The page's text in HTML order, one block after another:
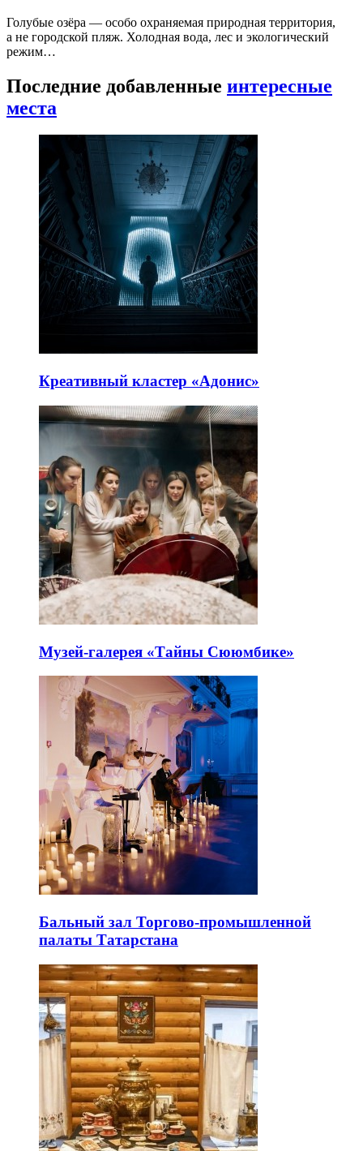
Голубые озёра — особо охраняемая природная территория,
а не городской пляж. Холодная вода, лес и экологический
режим…
Последние добавленные интересные
места
Креативный кластер «Адонис»
Музей-галерея «Тайны Сююмбике»
Бальный зал Торгово-промышленной
палаты Татарстана